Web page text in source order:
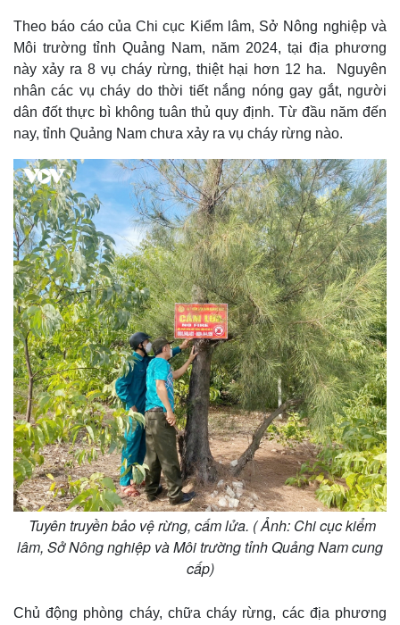
Thể thao
Bóng đá
Lịch thi đấu bóng đá
Thế giới thể thao
eSports
Hậu trường
Ô tô - Xe máy
Ô tô
Xe máy
Tư vấn
Theo báo cáo của Chi cục Kiểm lâm, Sở Nông nghiệp và
Môi trường tỉnh Quảng Nam, năm 2024, tại địa phương
này xảy ra 8 vụ cháy rừng, thiệt hại hơn 12 ha. Nguyên
nhân các vụ cháy do thời tiết nắng nóng gay gắt, người
dân đốt thực bì không tuân thủ quy định. Từ đầu năm đến
nay, tỉnh Quảng Nam chưa xảy ra vụ cháy rừng nào.
Tuyên truyền bảo vệ rừng, cấm lửa. ( Ảnh: Chi cục kiểm
lâm, Sở Nông nghiệp và Môi trường tỉnh Quảng Nam cung
cấp)
Chủ động phòng cháy, chữa cháy rừng, các địa phương